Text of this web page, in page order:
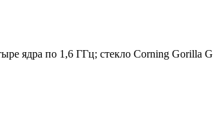
ядра по 1,6 ГГц; стекло Corning Gorilla